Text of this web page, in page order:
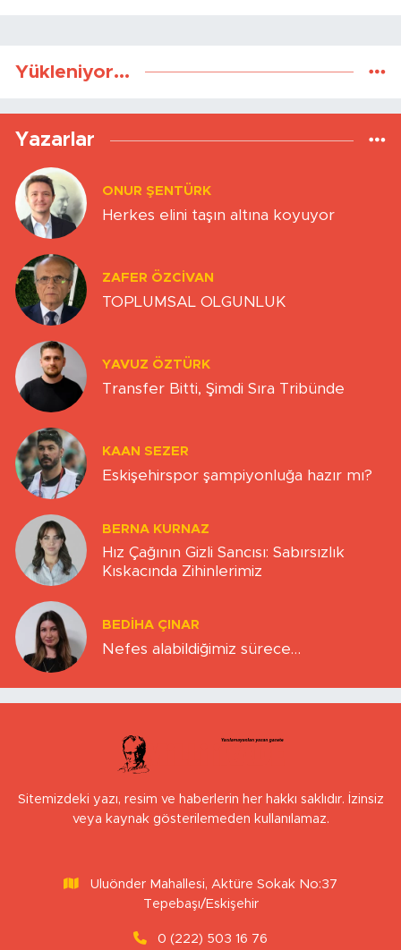
Yükleniyor...
Yazarlar
ONUR ŞENTÜRK
Herkes elini taşın altına koyuyor
ZAFER ÖZCIVAN
TOPLUMSAL OLGUNLUK
YAVUZ ÖZTÜRK
Transfer Bitti, Şimdi Sıra Tribünde
KAAN SEZER
Eskişehirspor şampiyonluğa hazır mı?
BERNA KURNAZ
Hız Çağının Gizli Sancısı: Sabırsızlık
Kıskacında Zihinlerimiz
BEDIHA ÇINAR
Nefes alabildiğimiz sürece…
Sitemizdeki yazı, resim ve haberlerin her hakkı saklıdır. İzinsiz
veya kaynak gösterilemeden kullanılamaz.
Uluönder Mahallesi, Aktüre Sokak No:37
Tepebaşı/Eskişehir
0 (222) 503 16 76